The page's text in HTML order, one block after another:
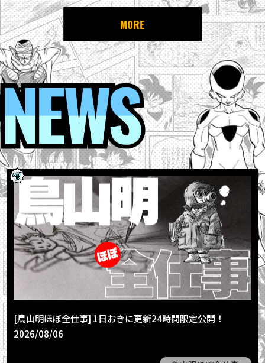
MORE
NEWS
[鳥山明ほぼ全仕事] 1日おきに更新24時間限定公開！
2026/08/06